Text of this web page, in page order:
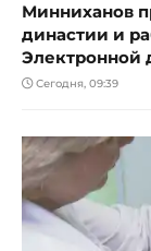
Минниханов
династии и
Электронной
Сегодня, 09:39